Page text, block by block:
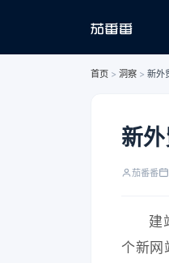
首页 > 洞察 > 新外
新
茄番番
建
个新网